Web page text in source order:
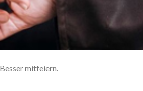
mitfeiern.